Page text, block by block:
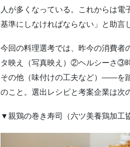
人が多くなっている。これからは電
基準にしなければならない」と助言
今回の料理選考では、昨今の消費者
タ映え（写真映え）②ヘルシーさ③
その他（味付けの工夫など）――を
のこと。選出レシピと考案企業は次
▼親鶏の巻き寿司（六ツ美養鶏加工